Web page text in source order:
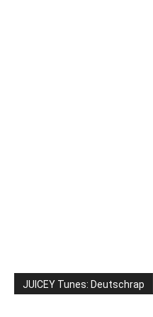
JUICEY Tunes: Deutschrap